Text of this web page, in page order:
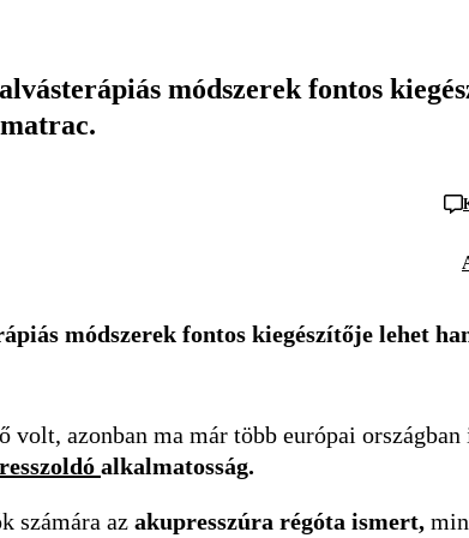
módszerek fontos
módszerek fontos kiegészítője lehet
volt, azonban ma már több európai
alkalmatosság.
számára az akupresszúra régóta ismert,